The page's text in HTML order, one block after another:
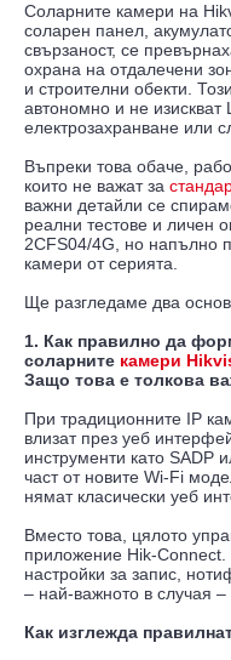
Соларните камери на
соларен панел,
свързаност, се
охрана на отдалечени
и строителни обекти.
автономно и не изискват
електрозахранване или
Въпреки това обаче,
които не важат за
важни детайли се
реални тестове и личен
2CFS04/4G, но напълно
камери от серията.
Ще разгледаме два
1. Как правилно да
соларните камери
Защо това е толкова
При традиционните IP
влизат през уеб
инструменти като SADP
част от новите Wi-Fi
нямат класически уеб
Вместо това, цялото
приложение Hik-
настройки за запис,
– най-важното в случая
Как изглежда